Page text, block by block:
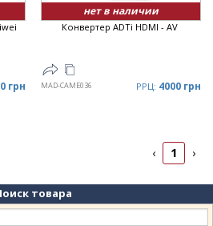
грн
нет в наличии
Конвертер ADTi HDMI - AV
MAD-CAME036 РРЦ: 4000 грн
‹ 1 ›
товара